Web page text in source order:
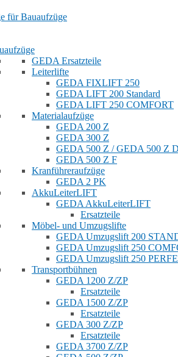
für Bauaufzüge
GEDA Ersatzteile
Leiterlifte
GEDA FIXLIFT 250
GEDA LIFT 200 Standard
GEDA LIFT 250 COMFORT
Materialaufzüge
GEDA 200 Z
GEDA 300 Z
GEDA 500 Z / GEDA 500 Z
GEDA 500 Z F
Kranführeraufzüge
GEDA 2 PK
AkkuLeiterLIFT
GEDA AkkuLeiterLIFT
Ersatzteile
Möbel- und Umzugslifte
GEDA Umzugslift 200
GEDA Umzugslift 250
GEDA Umzugslift 250
Transportbühnen
GEDA 1200 Z/ZP
Ersatzteile
GEDA 1500 Z/ZP
Ersatzteile
GEDA 300 Z/ZP
Ersatzteile
GEDA 3700 Z/ZP